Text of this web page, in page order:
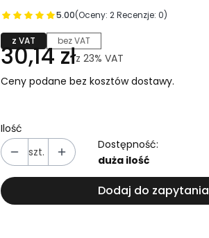
5.00(Oceny: 2 Recenzje: 0)
z VAT bez VAT
30,14 złz 23% VAT
Ceny podane bez kosztów dostawy.
Ilość
szt.
Dostępność:
duża ilość
Dodaj do zapytania